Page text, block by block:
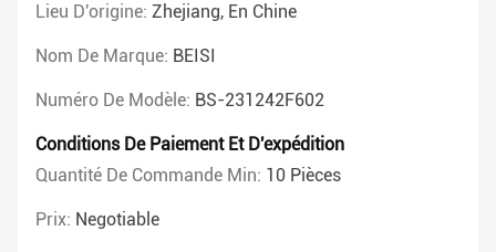
Lieu D'origine: Zhejiang, En Chine
Nom De Marque: BEISI
Numéro De Modèle: BS-231242F602
Conditions De Paiement Et D'expédition
Quantité De Commande Min: 10 Pièces
Prix: Negotiable